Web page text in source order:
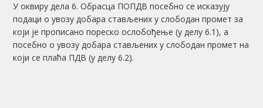
У оквиру дела 6. Обрасца ПОПДВ посебно се исказују
подаци о увозу добара стављених у слободан промет за
који је прописано пореско ослобођење (у делу 6.1), а
посебно о увозу добара стављених у слободан промет на
који се плаћа ПДВ (у делу 6.2).